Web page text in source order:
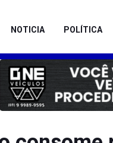
NOTICIA POLÍTICA